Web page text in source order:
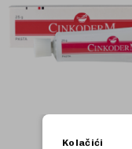
Kolačići